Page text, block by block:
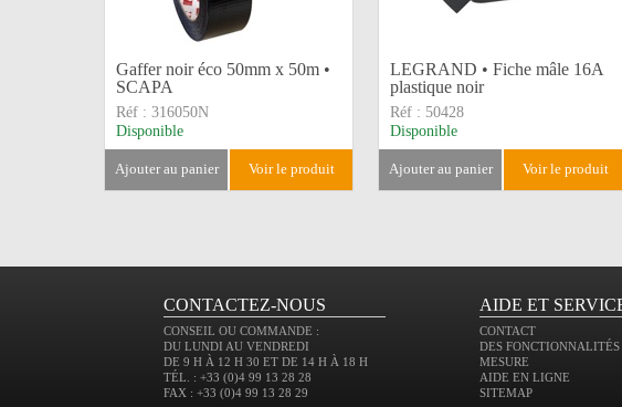
Gaffer noir éco 50mm x 50m •
SCAPA
Réf : 316050N
Disponible
ajouter au panier voir le produit
LEGRAND • Fiche mâle 16A
plastique noir
Réf : 50428
Disponible
ajouter au panier voir le produit
CONTACTEZ-NOUS
CONSEIL OU COMMANDE :
DU LUNDI AU VENDREDI
DE 9 H À 12 H 30 ET DE 14 H À 18 H
TÉL. : +33 (0)4 99 13 28 28
FAX : +33 (0)4 99 13 28 29
AIDE ET
CONTACT
DES FONCTIONNALITÉS
MESURE
AIDE EN LIGNE
SITEMAP